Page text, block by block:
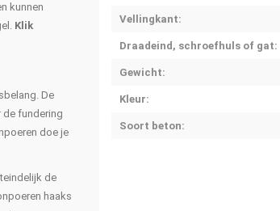
kunnen
Klik
De
de fundering
doe je
de
haaks
Vellingkant:
Draadeind, schroefhuls of gat:
Gewicht:
Kleur:
Soort beton: